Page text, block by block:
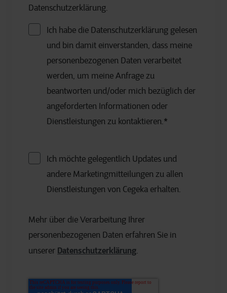
Datenschutzerklärung.
Ich habe die Datenschutzerklärung gelesen
und bin damit einverstanden, dass meine
personenbezogenen Daten verarbeitet
werden, um meine Anfrage zu
beantworten und/oder mich bezüglich der
angeforderten Informationen oder
Dienstleistungen zu kontaktieren.*
Ich möchte gelegentlich Updates und
andere Marketingmitteilungen zu allen
Dienstleistungen von Cegeka erhalten.
Mehr über die Verarbeitung Ihrer
personenbezogenen Daten erfahren Sie in
unserer Datenschutzerklärung.